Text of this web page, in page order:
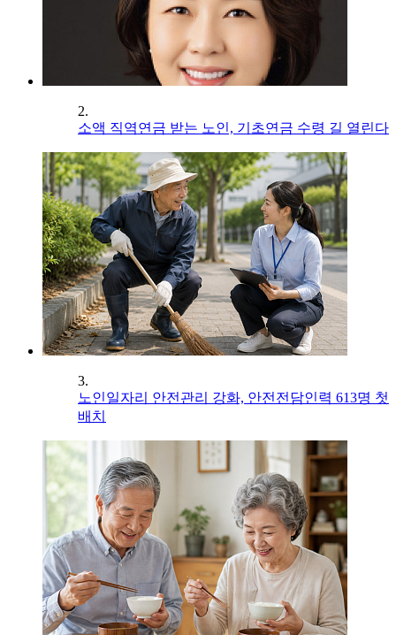
2.
소액 직역연금 받는 노인, 기초연금 수령 길 열린다
3.
노인일자리 안전관리 강화, 안전전담인력 613명 첫
배치